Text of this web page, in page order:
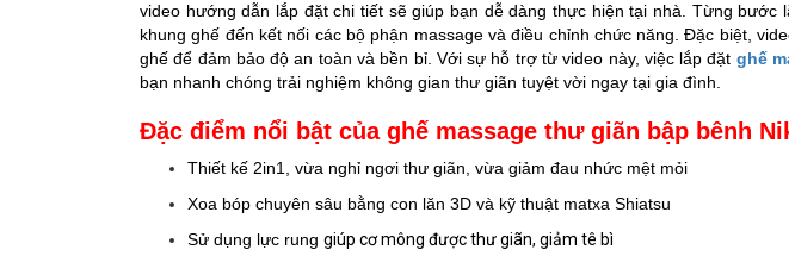
video hướng dẫn lắp đặt chi tiết sẽ giúp bạn dễ dàng thực hiện tại nhà. Từng
khung ghế đến kết nối các bộ phận massage và điều chỉnh chức năng. Đặc biệt,
ghế để đảm bảo độ an toàn và bền bỉ. Với sự hỗ trợ từ video này, việc lắp đặt ghế
bạn nhanh chóng trải nghiệm không gian thư giãn tuyệt vời ngay tại gia đình.
Đặc điểm nổi bật của ghế massage thư giãn bập bênh
Thiết kế 2in1, vừa nghỉ ngơi thư giãn, vừa giảm đau nhức mệt mỏi
Xoa bóp chuyên sâu bằng con lăn 3D và kỹ thuật matxa Shiatsu
Sử dụng lực rung giúp cơ mông được thư giãn, giảm tê bì